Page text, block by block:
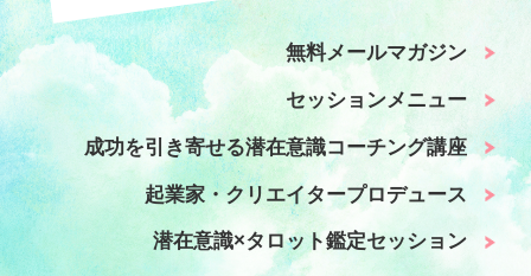
無料メールマガジン
セッションメニュー
成功を引き寄せる潜在意識コーチング講座
起業家・クリエイタープロデュース
潜在意識×タロット鑑定セッション